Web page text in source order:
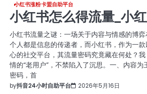
小红书涨粉卡盟自助平台
小红书怎么得流量_小
小红书流量之谜：一场关于内容与情感的博
个人都是信息的传递者，而小红书，作为一
心的社交平台，其流量密码究竟藏在何处？
情的“老用户”，不禁陷入了沉思。一、内容
密码，首
by抖音24小时自助平台 2026年5月16日